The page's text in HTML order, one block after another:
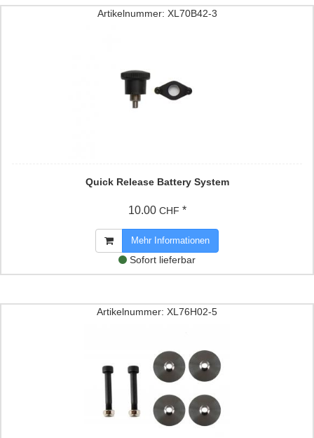
Artikelnummer: XL70B42-3
Quick Release Battery System
10.00 CHF *
Mehr Informationen
Sofort lieferbar
Artikelnummer: XL76H02-5